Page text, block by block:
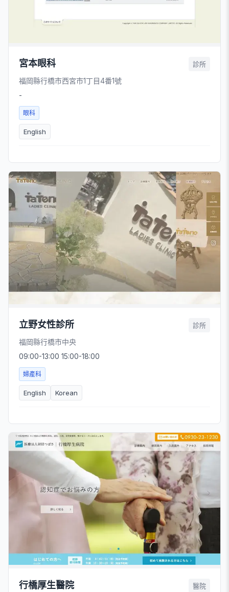
宮本眼科 診所
福岡縣行橋市西宮市1丁目4番1號
-
眼科
English
立野女性診所 診所
福岡縣行橋市中央
09:00-13:00 15:00-18:00
婦產科
English Korean
行橋厚生醫院 醫院